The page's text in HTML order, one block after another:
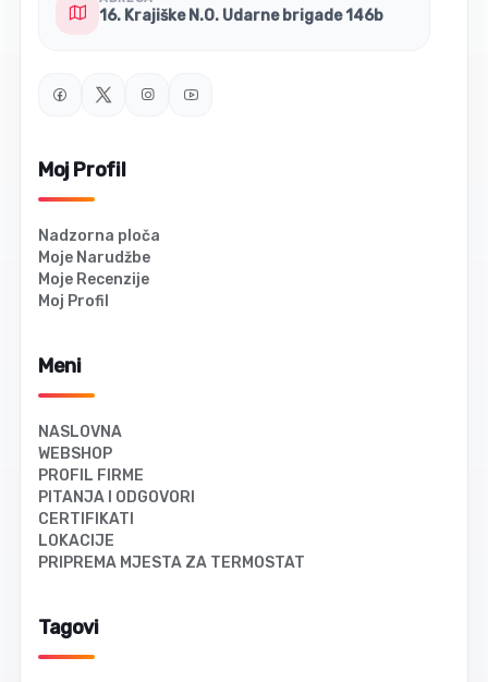
16. Krajiške N.O. Udarne brigade 146b
Moj Profil
Nadzorna ploča
Moje Narudžbe
Moje Recenzije
Moj Profil
Meni
NASLOVNA
WEBSHOP
PROFIL FIRME
PITANJA I ODGOVORI
CERTIFIKATI
LOKACIJE
PRIPREMA MJESTA ZA TERMOSTAT
Tagovi